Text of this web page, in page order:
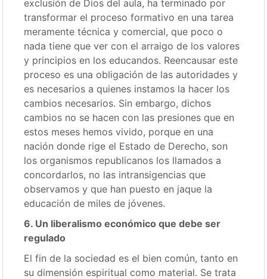
exclusión de Dios del aula, ha terminado por
transformar el proceso formativo en una tarea
meramente técnica y comercial, que poco o
nada tiene que ver con el arraigo de los valores
y principios en los educandos. Reencausar este
proceso es una obligación de las autoridades y
es necesarios a quienes instamos la hacer los
cambios necesarios. Sin embargo, dichos
cambios no se hacen con las presiones que en
estos meses hemos vivido, porque en una
nación donde rige el Estado de Derecho, son
los organismos republicanos los llamados a
concordarlos, no las intransigencias que
observamos y que han puesto en jaque la
educación de miles de jóvenes.
6. Un liberalismo económico que debe ser
regulado
El fin de la sociedad es el bien común, tanto en
su dimensión espiritual como material. Se trata